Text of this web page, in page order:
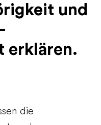
und
erklären.
die